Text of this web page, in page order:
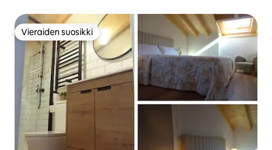
Vieraiden suosikki
Vieraiden suosikki